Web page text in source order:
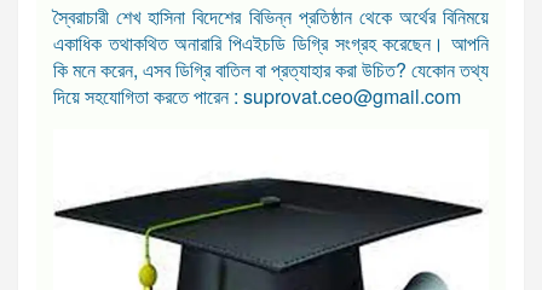
স্বৈরাচারী শেখ হাসিনা বিদেশের বিভিন্ন প্রতিষ্ঠান থেকে অর্থের বিনিময়ে
একাধিক তথাকথিত অনারারি পিএইচডি ডিগ্রি সংগ্রহ করেছেন। আপনি
কি মনে করেন, এসব ডিগ্রি বাতিল বা প্রত্যাহার করা উচিত? যেকোন তথ্য
দিয়ে সহযোগিতা করতে পারেন : suprovat.ceo@gmail.com